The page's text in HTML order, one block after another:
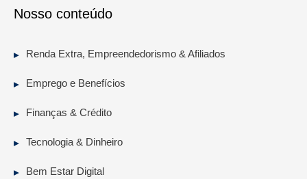
Nosso conteúdo
Renda Extra, Empreendedorismo & Afiliados
Emprego e Benefícios
Finanças & Crédito
Tecnologia & Dinheiro
Bem Estar Digital